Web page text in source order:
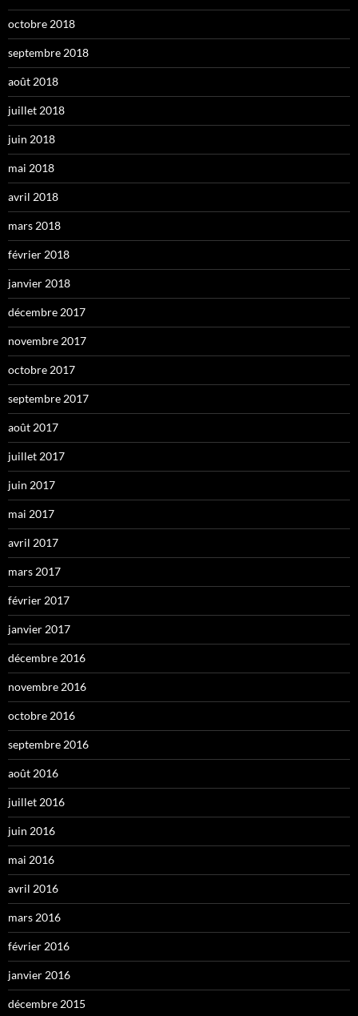
octobre 2018
septembre 2018
août 2018
juillet 2018
juin 2018
mai 2018
avril 2018
mars 2018
février 2018
janvier 2018
décembre 2017
novembre 2017
octobre 2017
septembre 2017
août 2017
juillet 2017
juin 2017
mai 2017
avril 2017
mars 2017
février 2017
janvier 2017
décembre 2016
novembre 2016
octobre 2016
septembre 2016
août 2016
juillet 2016
juin 2016
mai 2016
avril 2016
mars 2016
février 2016
janvier 2016
décembre 2015